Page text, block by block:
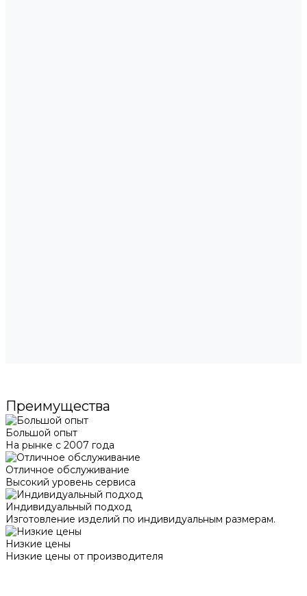
Преимущества
Большой опыт
На рынке с 2007 года
Отличное обслуживание
Высокий уровень сервиса
Индивидуальный подход
Изготовление изделий по индивидуальным размерам.
Низкие цены
Низкие цены от производителя